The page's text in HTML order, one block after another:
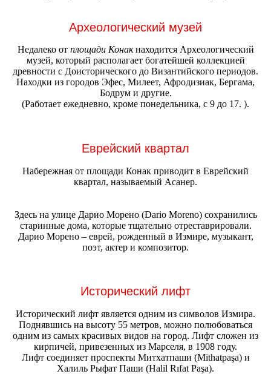
Археологический музей
Недалеко от площади Конакнаходится Археологический
музей, который располагает богатейшей коллекцией
древности с Доисторического до Византийского периодов.
Находки из городов Эфес, Милеет, Афродизиак, Бергама,
Бодрум и другие.
(Работает ежедневно, кроме понедельника, с 9 до 17. ).
Еврейский квартал
Набережная от площади Конак приводит в Еврейский
квартал, называемый Асанер.
Здесь на улице Дарио Морено (Dario Moreno) сохранились
старинные дома, которые тщательно отреставрировали.
Дарио Морено – еврей, рожденный в Измире, музыкант,
поэт, актер и композитор.
Исторический лифт
Исторический лифт является одним из символов Измира.
Поднявшись на высоту 55 метров, можно полюбоваться
одним из самых красивых видов на город. Лифт сложен из
кирпичей, привезенных из Марселя, в 1908 году.
Лифт соединяет проспекты Митхатпаши (Mithatpaşa) и
Халиль Рыфат Паши (Halil Rıfat Paşa).